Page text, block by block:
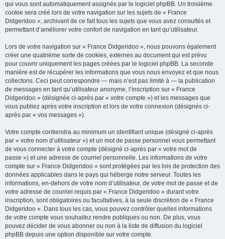
qui vous sont automatiquement assignés par le logiciel phpBB. Un troisième
cookie sera créé lors de votre navigation sur les sujets de « France
Didgeridoo », archivant de ce fait tous les sujets que vous avez consultés et
permettant d’améliorer votre confort de navigation en tant qu’utilisateur.
Lors de votre navigation sur « France Didgeridoo », nous pouvons également
créer une quatrième sorte de cookies, externes au document qui est prévu
pour couvrir uniquement les pages créées par le logiciel phpBB. La seconde
manière est de récupérer les informations que vous nous envoyez et que nous
collectons. Ceci peut correspondre — mais n’est pas limité à — la publication
de messages en tant qu’utilisateur anonyme, l’inscription sur « France
Didgeridoo » (désignée ci-après par « votre compte ») et les messages que
vous publiez après votre inscription et lors de votre connexion (désignés ci-
après par « vos messages »).
Votre compte contiendra au minimum un identifiant unique (désigné ci-après
par « votre nom d’utilisateur ») et un mot de passe personnel vous permettant
de vous connecter à votre compte (désigné ci-après par « votre mot de
passe ») et une adresse de courriel personnelle. Les informations de votre
compte sur « France Didgeridoo » sont protégées par les lois de protection des
données applicables dans le pays qui héberge notre serveur. Toutes les
informations, en-dehors de votre nom d’utilisateur, de votre mot de passe et de
votre adresse de courriel requis par « France Didgeridoo » durant votre
inscription, sont obligatoires ou facultatives, à la seule discrétion de « France
Didgeridoo ». Dans tous les cas, vous pouvez contrôler quelles informations
de votre compte vous souhaitez rendre publiques ou non. De plus, vous
pouvez décider de vous abonner ou non à la liste de diffusion du logiciel
phpBB depuis une option disponible sur votre compte.